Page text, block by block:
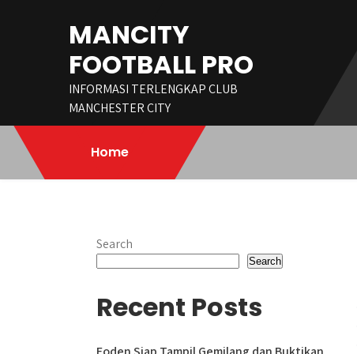
MANCITY
FOOTBALL PRO
INFORMASI TERLENGKAP CLUB
MANCHESTER CITY
Home
Search
Search
Recent Posts